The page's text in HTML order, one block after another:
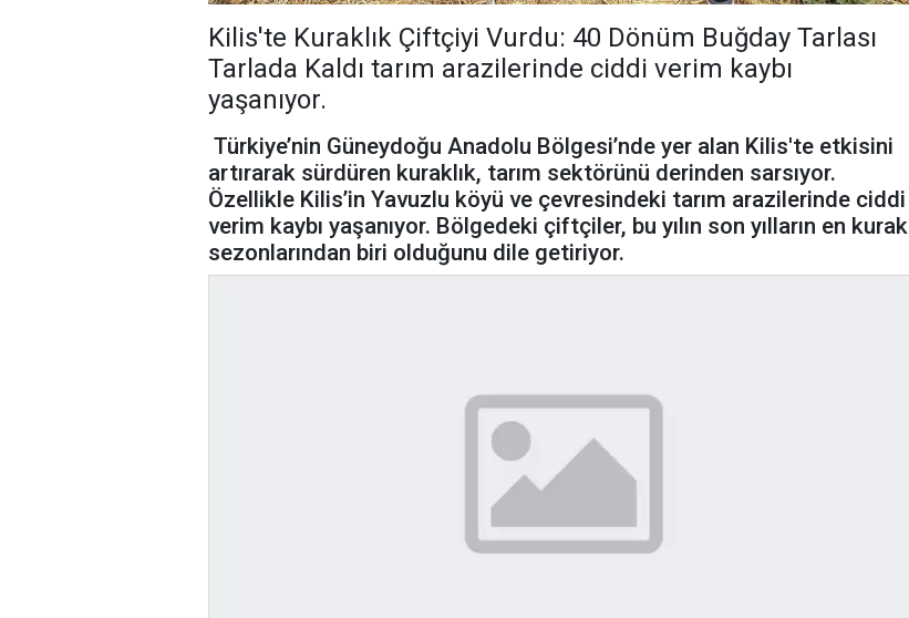
Kilis'te Kuraklık Çiftçiyi Vurdu: 40 Dönüm Buğday Tarlası
Tarlada Kaldı tarım arazilerinde ciddi verim kaybı
yaşanıyor.
Türkiye’nin Güneydoğu Anadolu Bölgesi’nde yer alan Kilis'te etkisini
artırarak sürdüren kuraklık, tarım sektörünü derinden sarsıyor.
Özellikle Kilis’in Yavuzlu köyü ve çevresindeki tarım arazilerinde ciddi
verim kaybı yaşanıyor. Bölgedeki çiftçiler, bu yılın son yılların en kurak
sezonlarından biri olduğunu dile getiriyor.